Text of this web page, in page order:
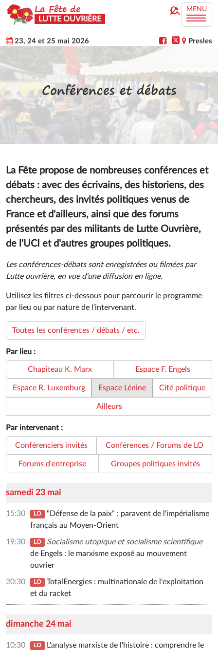
La Fête de
LUTTE OUVRIÈRE
MENU
Presles
23, 24 et 25 mai 2026
Conférences et débats
La Fête propose de nombreuses conférences et
débats : avec des écrivains, des historiens, des
chercheurs, des invités politiques venus de
France et d'ailleurs, ainsi que des forums
présentés par des militants de Lutte Ouvrière,
de l'UCI et d'autres groupes politiques.
Les conférences-débats sont enregistrées ou filmées par
Lutte ouvrière, en vue d'une diffusion en ligne.
Utilisez les filtres ci-dessous pour parcourir le programme
par lieu ou par nature de l'intervenant.
Toutes les conférences / débats / etc.
Par lieu :
Chapiteau K. Marx Espace F. Engels
Espace R. Luxemburg Espace Lénine Cité politique
Ailleurs
Par intervenant :
Conférenciers invités Conférences / Forums de LO
Forums d'entreprise Groupes politiques invités
samedi 23 mai
15:30 LO
"Défense de la paix" : paravent de l'impérialisme
français au Moyen-Orient
19:30 LO
Socialisme utopique et socialisme scientifique
de Engels : le marxisme exposé au mouvement
ouvrier
20:30 LO
TotalEnergies : multinationale de l'exploitation
et du racket
dimanche 24 mai
10:30 LO
L'analyse marxiste de l'histoire : comprendre le